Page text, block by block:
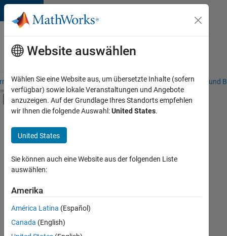
Weiter zum Inhalt
Karriere
bei
MathWorks
– Übersicht Stellensuche Niederlassungen Studierende und
Umschaltung für Off-Canvas-
Hauptinhalt
Customer Support
Education Sales
Inside Sales
Sales Operations
Business Model Team
Büro- und Verwaltungsdienste
+6
Derzeit
es
keine
offenen
Website auswählen
Wählen Sie eine Website aus, um übersetzte Inhalte (sofern
verfügbar) sowie lokale Veranstaltungen und Angebote
anzuzeigen. Auf der Grundlage Ihres Standorts empfehlen
wir Ihnen die folgende Auswahl:United States.
United States
Sie können auch eine Website aus der folgenden Liste
auswählen:
Amerika
América Latina (Español)
Canada (English)